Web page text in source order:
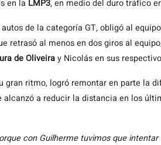
en la LMP3, en medio del duro tráfico
de la categoría GT, obligó al
retrasó al menos en dos giros al
de Oliveiray Nicolás en sus
gran ritmo, logró remontar en parte la
a reducir la distancia en los
con Guilherme tuvimos que